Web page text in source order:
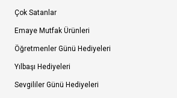
Çok Satanlar
Emaye Mutfak Ürünleri
Öğretmenler Günü Hediyeleri
Yılbaşı Hediyeleri
Sevgililer Günü Hediyeleri